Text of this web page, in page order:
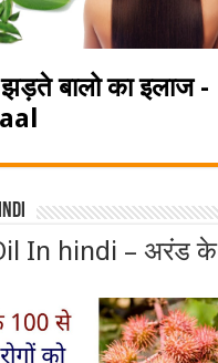
बालो का इलाज -
In hindi – अरंड के